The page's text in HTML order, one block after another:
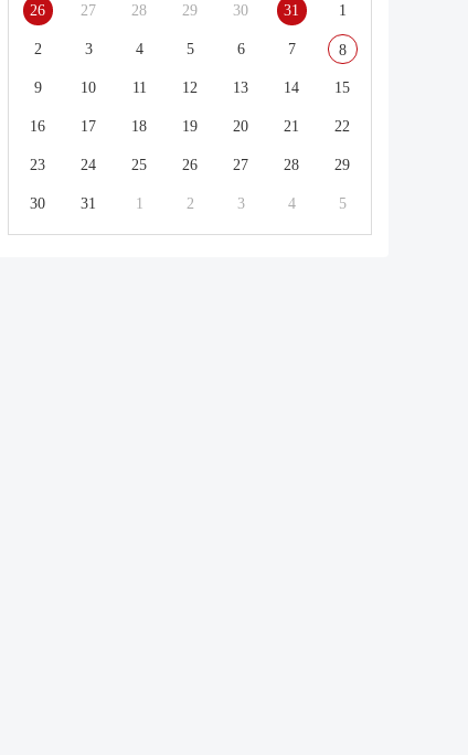
26 27 28 29 30 31 1
2 3 4 5 6 7 8
9 10 11 12 13 14 15
16 17 18 19 20 21 22
23 24 25 26 27 28 29
30 31 1 2 3 4 5